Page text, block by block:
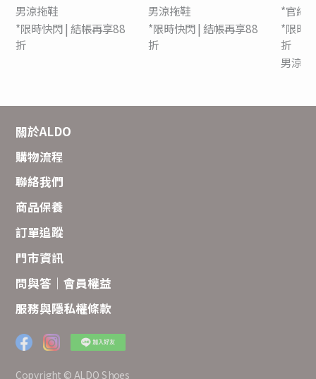
男涼拖鞋
*限時快閃 | 結帳再享88
折
男涼拖鞋
*限時快閃 | 結帳再享88
折
*官網
*限時
折
男涼拖
關於ALDO
購物流程
聯絡我們
商品保養
訂單追蹤
門市資訊
問與答｜會員權益
服務與隱私權條款
Copyright © ALDO Shoes